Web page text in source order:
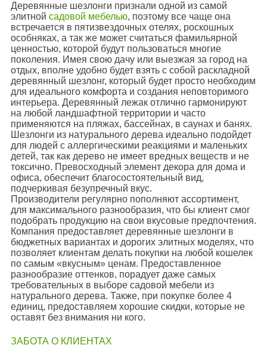
Деревянные шезлонги признали одной из самой
элитной садовой мебелью, поэтому все чаще она
встречается в пятизвездочных отелях, роскошных
особняках, а так же может считаться фамильярной
ценностью, которой будут пользоваться многие
поколения. Имея свою дачу или выезжая за город на
отдых, вполне удобно будет взять с собой раскладной
деревянный шезлонг, который будет просто необходим
для идеального комфорта и создания неповторимого
интерьера. Деревянный лежак отлично гармонируют
на любой ландшафтной территории и часто
применяются на пляжах, бассейнах, в саунах и банях.
Шезлонги из натурального дерева идеально подойдет
для людей с аллергическими реакциями и маленьких
детей, так как дерево не имеет вредных веществ и не
токсично. Превосходный элемент декора для дома и
офиса, обеспечит благосостоятельный вид,
подчеркивая безупречный вкус.
Производители регулярно пополняют ассортимент,
для максимального разнообразия, что бы клиент смог
подобрать продукцию на свои вкусовые предпочтения.
Компания предоставляет деревянные шезлонги в
бюджетных вариантах и дорогих элитных моделях, что
позволяет клиентам делать покупки на любой кошелек
по самым «вкусным» ценам. Предоставленное
разнообразие оттенков, порадует даже самых
требовательных в выборе садовой мебели из
натурального дерева. Также, при покупке более 4
единиц, предоставляем хорошие скидки, которые не
оставят без внимания ни кого.
ЗАБОТА О КЛИЕНТАХ